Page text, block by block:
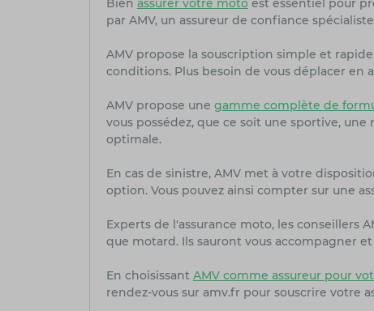
Bien assurer votre motoest essentiel pour
par AMV, un assureur de confiance
AMV propose la souscription simple et
conditions. Plus besoin de vous déplacer en
AMV propose une gamme complète de
vous possédez, que ce soit une sportive,
optimale.
En cas de sinistre, AMV met à votre
option. Vous pouvez ainsi compter sur une
Experts de l'assurance moto, les conseillers
que motard. Ils sauront vous accompagner
En choisissant AMV comme assureur pour
rendez-vous sur amv.fr pour souscrire